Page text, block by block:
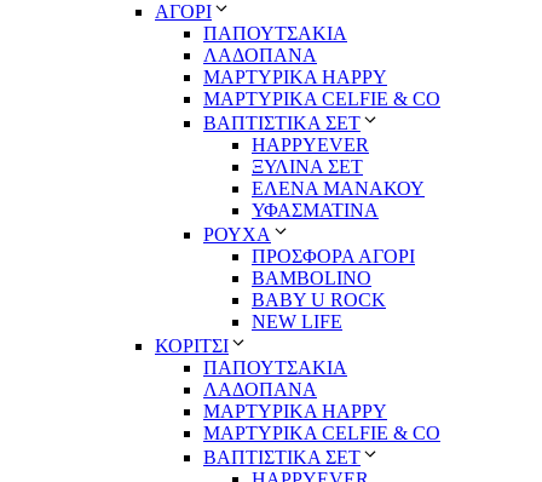
ΑΓΟΡΙ
ΠΑΠΟΥΤΣΑΚΙΑ
ΛΑΔΟΠΑΝΑ
ΜΑΡΤΥΡΙΚΑ HAPPY
ΜΑΡΤΥΡΙΚΑ CELFIE & CO
ΒΑΠΤΙΣΤΙΚΑ ΣΕΤ
HAPPYEVER
ΞΥΛΙΝΑ ΣΕΤ
ΕΛΕΝΑ ΜΑΝΑΚΟΥ
ΥΦΑΣΜΑΤΙΝΑ
ΡΟΥΧΑ
ΠΡΟΣΦΟΡΑ ΑΓΟΡΙ
BAMBOLINO
BABY U ROCK
NEW LIFE
ΚΟΡΙΤΣΙ
ΠΑΠΟΥΤΣΑΚΙΑ
ΛΑΔΟΠΑΝΑ
ΜΑΡΤΥΡΙΚΑ HAPPY
ΜΑΡΤΥΡΙΚΑ CELFIE & CO
ΒΑΠΤΙΣΤΙΚΑ ΣΕΤ